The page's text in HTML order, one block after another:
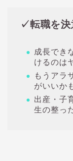
✓転職を決
成長でき
けるのは
もうアラ
がいいか
出産・子
生の整っ